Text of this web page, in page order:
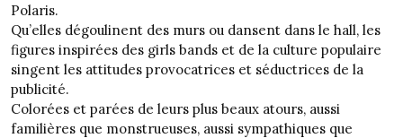
Polaris.
Qu’elles dégoulinent des murs ou dansent dans le hall, les
figures inspirées des girls bands et de la culture populaire
singent les attitudes provocatrices et séductrices de la
publicité.
Colorées et parées de leurs plus beaux atours, aussi
familières que monstrueuses, aussi sympathiques que